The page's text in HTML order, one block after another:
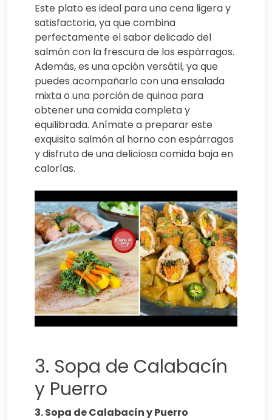
Este plato es ideal para una cena ligera y
satisfactoria, ya que combina
perfectamente el sabor delicado del
salmón con la frescura de los espárragos.
Además, es una opción versátil, ya que
puedes acompañarlo con una ensalada
mixta o una porción de quinoa para
obtener una comida completa y
equilibrada. Anímate a preparar este
exquisito salmón al horno con espárragos
y disfruta de una deliciosa comida baja en
calorías.
3. Sopa de Calabacín
y Puerro
3. Sopa de Calabacín y Puerro